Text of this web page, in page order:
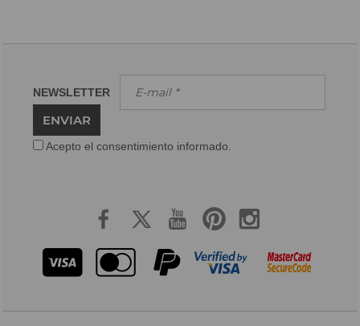
NEWSLETTER
ENVIAR
Acepto el consentimiento informado.